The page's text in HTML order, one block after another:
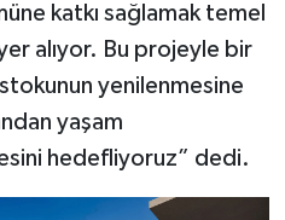
katkı sağlamak temel
alıyor. Bu projeyle bir
yenilenmesine
yaşam
hedefliyoruz” dedi.